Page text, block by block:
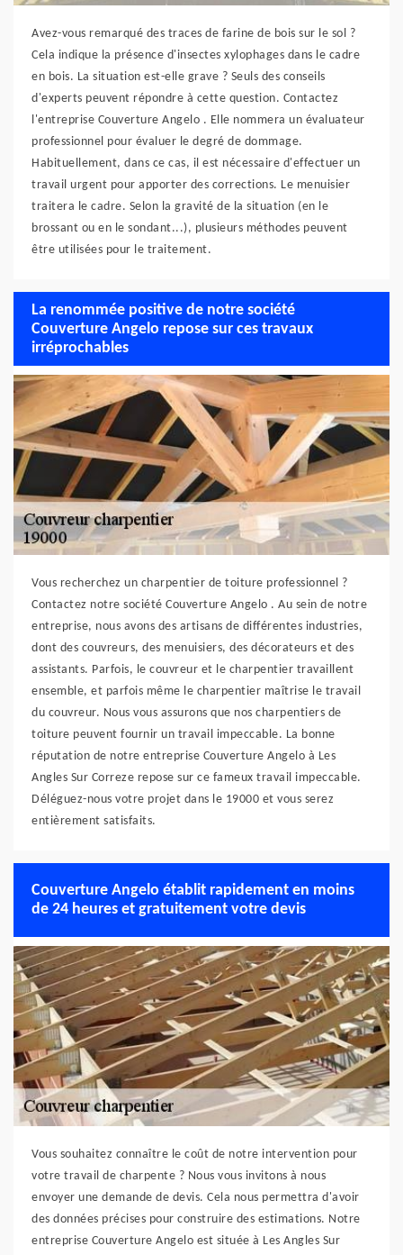
Avez-vous remarqué des traces de farine de bois sur le sol ?
Cela indique la présence d'insectes xylophages dans le cadre
en bois. La situation est-elle grave ? Seuls des conseils
d'experts peuvent répondre à cette question. Contactez
l'entreprise Couverture Angelo . Elle nommera un évaluateur
professionnel pour évaluer le degré de dommage.
Habituellement, dans ce cas, il est nécessaire d'effectuer un
travail urgent pour apporter des corrections. Le menuisier
traitera le cadre. Selon la gravité de la situation (en le
brossant ou en le sondant...), plusieurs méthodes peuvent
être utilisées pour le traitement.
La renommée positive de notre société
Couverture Angelo repose sur ces travaux
irréprochables
Vous recherchez un charpentier de toiture professionnel ?
Contactez notre société Couverture Angelo . Au sein de notre
entreprise, nous avons des artisans de différentes industries,
dont des couvreurs, des menuisiers, des décorateurs et des
assistants. Parfois, le couvreur et le charpentier travaillent
ensemble, et parfois même le charpentier maîtrise le travail
du couvreur. Nous vous assurons que nos charpentiers de
toiture peuvent fournir un travail impeccable. La bonne
réputation de notre entreprise Couverture Angelo à Les
Angles Sur Correze repose sur ce fameux travail impeccable.
Déléguez-nous votre projet dans le 19000 et vous serez
entièrement satisfaits.
Couverture Angelo établit rapidement en moins
de 24 heures et gratuitement votre devis
Vous souhaitez connaître le coût de notre intervention pour
votre travail de charpente ? Nous vous invitons à nous
envoyer une demande de devis. Cela nous permettra d'avoir
des données précises pour construire des estimations. Notre
entreprise Couverture Angelo est située à Les Angles Sur